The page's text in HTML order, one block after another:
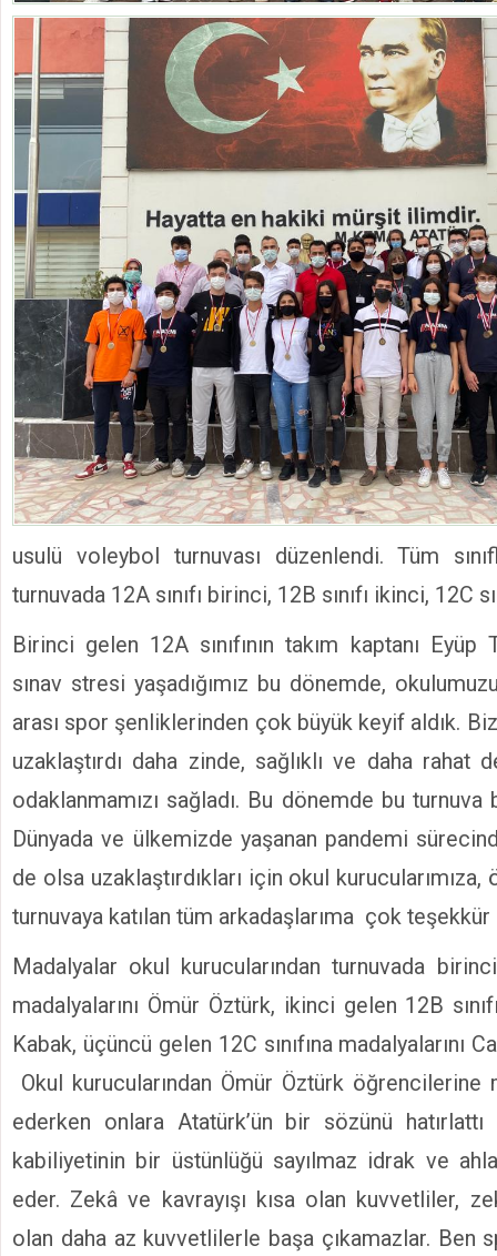
usulü voleybol turnuvası düzenlendi. Tüm
turnuvada 12A sınıfı birinci, 12B sınıfı ikinci, 12C
Birinci gelen 12A sınıfının takım kaptanı Eyüp
sınav stresi yaşadığımız bu dönemde,
arası spor şenliklerinden çok büyük keyif aldık.
uzaklaştırdı daha zinde, sağlıklı ve daha rahat
odaklanmamızı sağladı. Bu dönemde bu
Dünyada ve ülkemizde yaşanan pandemi
de olsa uzaklaştırdıkları için okul
turnuvaya katılan tüm arkadaşlarıma çok
Madalyalar okul kurucularından turnuvada
madalyalarını Ömür Öztürk, ikinci gelen 12B
Kabak, üçüncü gelen 12C sınıfına madalyalarını
Okul kurucularından Ömür Öztürk öğrencilerine
ederken onlara Atatürk’ün bir sözünü hatırlattı
kabiliyetinin bir üstünlüğü sayılmaz idrak ve
eder. Zekâ ve kavrayışı kısa olan kuvvetliler,
olan daha az kuvvetlilerle başa çıkamazlar. Ben